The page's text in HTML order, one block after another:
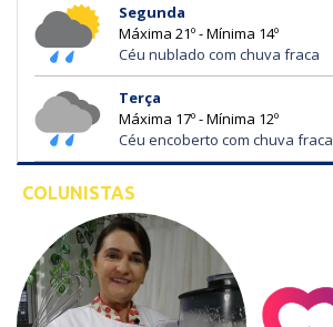
Segunda
Máxima 21º - Mínima 14º
Céu nublado com chuva fraca
Terça
Máxima 17º - Mínima 12º
Céu encoberto com chuva fraca
COLUNISTAS